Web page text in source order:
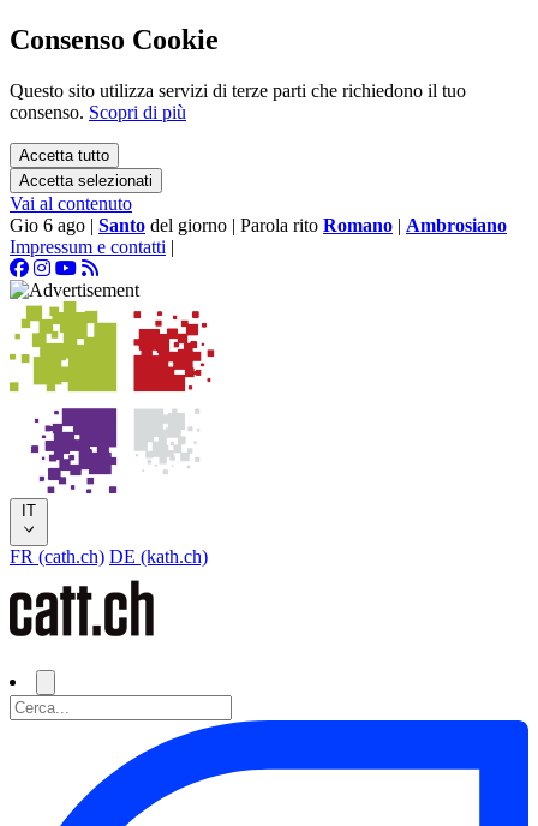
Consenso Cookie
Questo sito utilizza servizi di terze parti che richiedono il tuo
consenso. Scopri di più
Accetta tutto
Accetta selezionati
Vai al contenuto
Gio 6 ago | Santo del giorno | Parola rito Romano | Ambrosiano
Impressum e contatti |
IT
FR (cath.ch) DE (kath.ch)